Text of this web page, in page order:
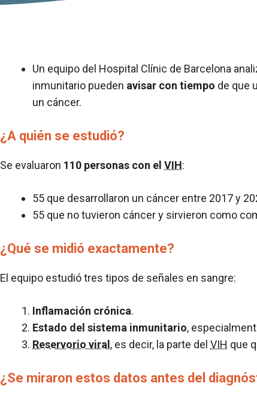
Un equipo del Hospital Clínic de Barcelona
inmunitario pueden avisar con tiempo de que
un cáncer.
¿A quién se estudió?
Se evaluaron 110 personas con el VIH:
55 que desarrollaron un cáncer entre 2017 y
55 que no tuvieron cáncer y sirvieron como
¿Qué se midió exactamente?
El equipo estudió tres tipos de señales en sangre:
Inflamación crónica.
Estado del sistema inmunitario,
Reservorio viral , es decir, la parte del VIH que
¿Se miraron estos datos antes del